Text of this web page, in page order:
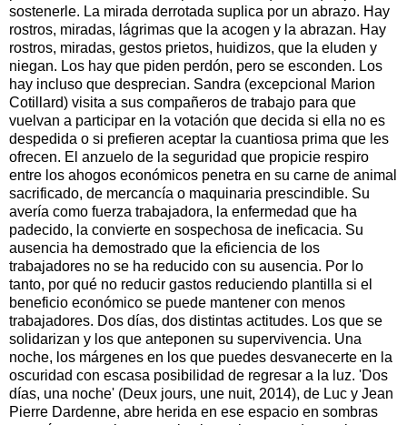
sostenerle. La mirada derrotada suplica por un abrazo. Hay
rostros, miradas, lágrimas que la acogen y la abrazan. Hay
rostros, miradas, gestos prietos, huidizos, que la eluden y
niegan. Los hay que piden perdón, pero se esconden. Los
hay incluso que desprecian. Sandra (excepcional Marion
Cotillard) visita a sus compañeros de trabajo para que
vuelvan a participar en la votación que decida si ella no es
despedida o si prefieren aceptar la cuantiosa prima que les
ofrecen. El anzuelo de la seguridad que propicie respiro
entre los ahogos económicos penetra en su carne de animal
sacrificado, de mercancía o maquinaria prescindible. Su
avería como fuerza trabajadora, la enfermedad que ha
padecido, la convierte en sospechosa de ineficacia. Su
ausencia ha demostrado que la eficiencia de los
trabajadores no se ha reducido con su ausencia. Por lo
tanto, por qué no reducir gastos reduciendo plantilla si el
beneficio económico se puede mantener con menos
trabajadores. Dos días, dos distintas actitudes. Los que se
solidarizan y los que anteponen su supervivencia. Una
noche, los márgenes en los que puedes desvanecerte en la
oscuridad con escasa posibilidad de regresar a la luz. 'Dos
días, una noche' (Deux jours, une nuit, 2014), de Luc y Jean
Pierre Dardenne, abre herida en ese espacio en sombras